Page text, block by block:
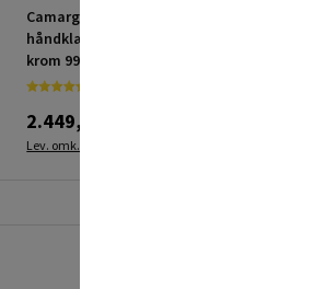
Camargue
håndklædetørrer Nico
krom 990x500 mm
2.449,00 kr.
Lev. omk. tillægges